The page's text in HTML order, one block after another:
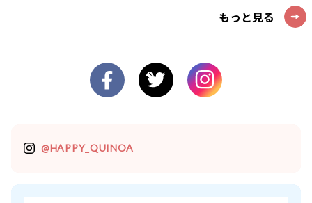
もっと見る
@HAPPY_QUINOA